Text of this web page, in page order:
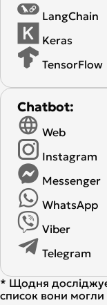
LangChain
Keras
TensorFlow
Chatbot:
Web
Instagram
Messenger
WhatsApp
Viber
Telegram
* Щодня
список вони могли